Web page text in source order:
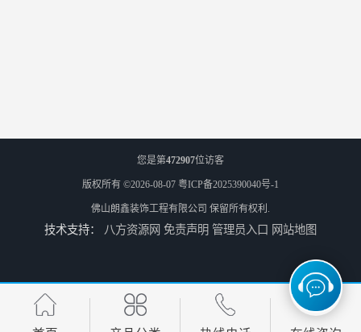
您是第472907位访客
版权所有 ©2026-08-07 粤ICP备2025390040号-1
佛山朗鑫装饰工程有限公司 保留所有权利.
技术支持： 八方资源网 免责声明 管理员入口 网站地图